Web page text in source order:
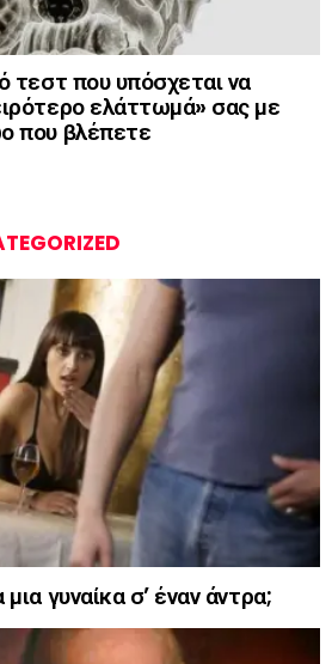
τεστ που υπόσχεται να
ελάττωμά» σας με
που βλέπετε
γυναίκα σ’ έναν άντρα;